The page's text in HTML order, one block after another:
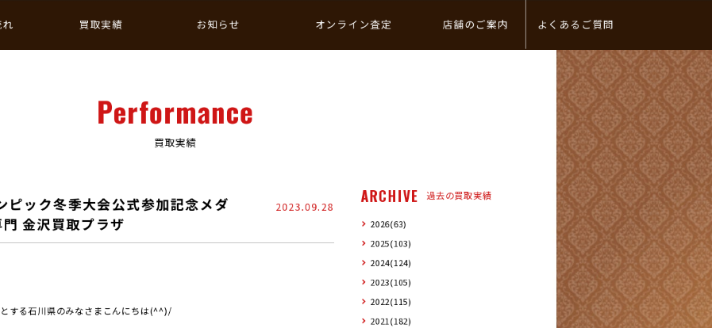
買取実績 お知らせ オンライン査定 店舗のご案内 よくあるご質問
Performance
買取実績
ック冬季大会公式参加記念メダ
金沢買取プラザ
2023.09.28
する石川県のみなさまこんにちは(^^)/
ARCHIVE 過去の買取実績
2026(63)
2025(103)
2024(124)
2023(105)
2022(115)
2021(182)